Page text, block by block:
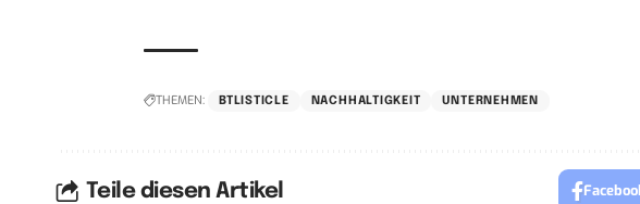
THEMEN: BTLISTICLE NACHHALTIGKEIT UNTERNEHMEN
Teile diesen Artikel